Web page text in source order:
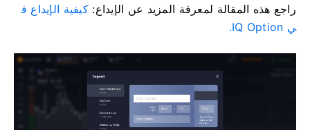
راجع هذه المقالة لمعرفة المزيد عن الإيداع:كيفية الإيداع ف
ي IQ Option.